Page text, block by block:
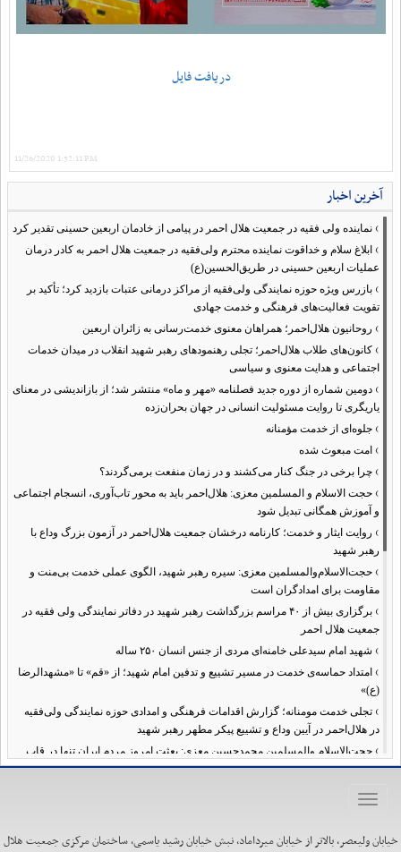
دریافت فایل
11/26/2020 1:52:11 PM
آخرین اخبار
› نماینده ولی فقیه در جمعیت هلال احمر در پیامی از خادمان اربعین حسینی تقدیر کرد
› ابلاغ سلام و خداقوت نماینده محترم ولی‌فقیه در جمعیت هلال احمر به کادر درمان
عملیات اربعین حسینی در طریق‌الحسین(ع)
› بازرس ویژه حوزه نمایندگی ولی‌فقیه از مراکز درمانی عتبات بازدید کرد؛ تأکید بر
تقویت فعالیت‌های فرهنگی و خدمت جهادی
› روحانیون هلال‌احمر؛ همراهان معنوی خدمت‌رسانی به زائران اربعین
› کانون‌های طلاب هلال‌احمر؛ تجلی رهنمودهای رهبر شهید انقلاب در میدان خدمات
اجتماعی و هدایت معنوی و سیاسی
› دومین شماره از دوره جدید فصلنامه «مهر و ماه» منتشر شد؛ از بازاندیشی در معنای
یاریگری تا روایت مسئولیت انسانی در جهان بحران‌زده
› جلوه‌ای از خدمت مؤمنانه
› امت مبعوث شده
› چرا برخی در جنگ کنار می‌کشند و در زمان منفعت برمی‌گردند؟
› حجت الاسلام و المسلمین معزی: هلال‌احمر باید به محور تاب‌آوری، انسجام اجتماعی
و آموزش همگانی تبدیل شود
› روایت ایثار و خدمت؛ کارنامه درخشان جمعیت هلال‌احمر در آزمون بزرگ وداع با
رهبر شهید
› حجت‌الاسلام‌والمسلمین معزی: سیره رهبر شهید، الگوی عملی خدمت بی‌منت و
مقاومت برای امدادگران است
›
برگزاری بیش از ۴۰ مراسم بزرگداشت رهبر شهید در دفاتر نمایندگی ولی فقیه در
جمعیت هلال احمر
› شهید امام سیدعلی خامنه‌ای مردی از جنس انسان ۲۵۰ ساله
› امتداد حماسه‌ی خدمت در مسیر تشییع و تدفین امام شهید؛ از «قم» تا «مشهدالرضا
(ع)»
› تجلی خدمت مومنانه؛ گزارش اقدامات فرهنگی و امدادی حوزه نمایندگی ولی‌فقیه
در هلال‌احمر در آیین وداع و تشییع پیکر مطهر رهبر شهید
› حجت‌الاسلام والمسلمین محمدحسین معزی: بعثت امروز مردم ایران تنها در قاب
قیام عاشورا قابل تفسیر است
›آمادگی همه‌جانبه معاونت فرهنگی حوزه نمایندگی ولی‌فقیه هلال‌احمر برای
خدمت‌رسانی در مراسم تشییع پیکر مطهر رهبر شهید
هلال‌احمر آغاز شد
Toggle
خیابان ولیعصر، بالاتر از خیابان میرداماد، نبش خیابان رشید یاسمی، ساختمان مرکزی جمعیت هلال